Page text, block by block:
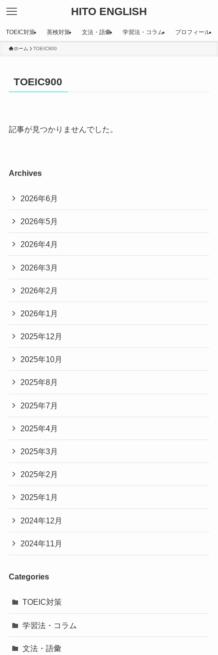
HITO ENGLISH
TOEIC対策 英検対策 文法・語彙 学習法・コラム プロフィール
ホーム TOEIC900
TOEIC900
記事が見つかりませんでした。
Archives
2026年6月
2026年5月
2026年4月
2026年3月
2026年2月
2026年1月
2025年12月
2025年10月
2025年8月
2025年7月
2025年4月
2025年3月
2025年2月
2025年1月
2024年12月
2024年11月
Categories
TOEIC対策
学習法・コラム
文法・語彙